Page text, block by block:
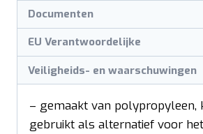
Documenten
EU Verantwoordelijke
Veiligheids- en waarschuwingen
– gemaakt van polypropyleen,
gebruikt als alternatief voor